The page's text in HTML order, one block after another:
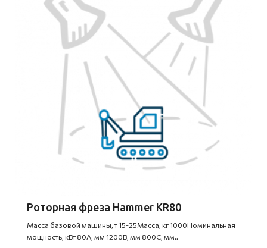
Роторная фреза Hammer KR80
Масса базовой машины, т 15-25Масса, кг 1000Номинальная
мощность, кВт 80A, мм 1200B, мм 800C, мм..